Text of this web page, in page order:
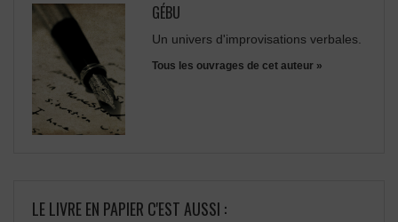
GÉBU
Un univers d'improvisations verbales.
Tous les ouvrages de cet auteur »
LE LIVRE EN PAPIER C'EST AUSSI :